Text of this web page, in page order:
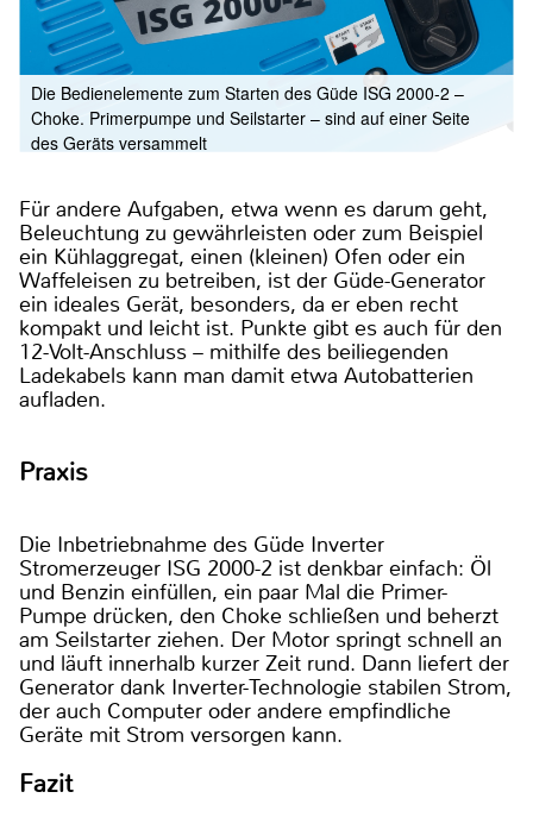
Die Bedienelemente zum Starten des Güde ISG 2000-2 –
Choke. Primerpumpe und Seilstarter – sind auf einer Seite
des Geräts versammelt
Für andere Aufgaben, etwa wenn es darum geht,
Beleuchtung zu gewährleisten oder zum Beispiel
ein Kühlaggregat, einen (kleinen) Ofen oder ein
Waffeleisen zu betreiben, ist der Güde-Generator
ein ideales Gerät, besonders, da er eben recht
kompakt und leicht ist. Punkte gibt es auch für den
12-Volt-Anschluss – mithilfe des beiliegenden
Ladekabels kann man damit etwa Autobatterien
aufladen.
Praxis
Die Inbetriebnahme des Güde Inverter
Stromerzeuger ISG 2000-2 ist denkbar einfach: Öl
und Benzin einfüllen, ein paar Mal die Primer-
Pumpe drücken, den Choke schließen und beherzt
am Seilstarter ziehen. Der Motor springt schnell an
und läuft innerhalb kurzer Zeit rund. Dann liefert der
Generator dank Inverter-Technologie stabilen Strom,
der auch Computer oder andere empfindliche
Geräte mit Strom versorgen kann.
Fazit